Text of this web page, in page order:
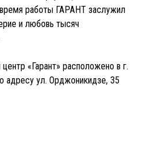
время работы ГАРАНТ заслужил
и любовь тысяч
«Гарант» расположено в г.
адресу ул. Орджоникидзе, 35